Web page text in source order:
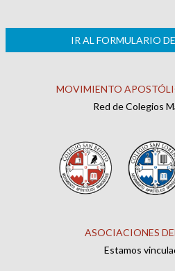
IR AL FORMULARIO
MOVIMIENTO
Red de Colegios
ASOCIACIONES
Estamos